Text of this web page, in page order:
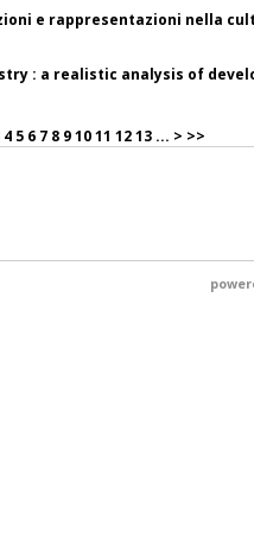
e rappresentazioni nella
: a realistic analysis of
4 5 6 7 8 91011 1213 ... > >>